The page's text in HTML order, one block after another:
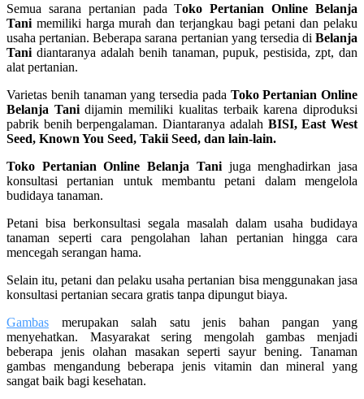
Semua sarana pertanian pada Toko Pertanian Online Belanja
Tani memiliki harga murah dan terjangkau bagi petani dan pelaku
usaha pertanian. Beberapa sarana pertanian yang tersedia di Belanja
Tani diantaranya adalah benih tanaman, pupuk, pestisida, zpt, dan
alat pertanian.
Varietas benih tanaman yang tersedia pada Toko Pertanian Online
Belanja Tanidijamin memiliki kualitas terbaik karena diproduksi
pabrik benih berpengalaman. Diantaranya adalah BISI, East West
Seed, Known You Seed, Takii Seed, dan lain-lain.
Toko Pertanian Online Belanja Tanijuga menghadirkan jasa
konsultasi pertanian untuk membantu petani dalam mengelola
budidaya tanaman.
Petani bisa berkonsultasi segala masalah dalam usaha budidaya
tanaman seperti cara pengolahan lahan pertanian hingga cara
mencegah serangan hama.
Selain itu, petani dan pelaku usaha pertanian bisa menggunakan jasa
konsultasi pertanian secara gratis tanpa dipungut biaya.
Gambas merupakan salah satu jenis bahan pangan yang
menyehatkan. Masyarakat sering mengolah gambas menjadi
beberapa jenis olahan masakan seperti sayur bening. Tanaman
gambas mengandung beberapa jenis vitamin dan mineral yang
sangat baik bagi kesehatan.